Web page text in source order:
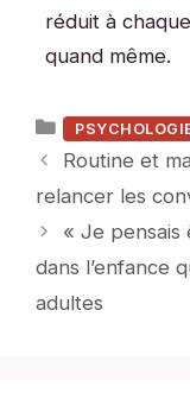
réduit à
quand même.
Catégories
Routine et
relancer les
« Je pensais
dans l’enfance
adultes